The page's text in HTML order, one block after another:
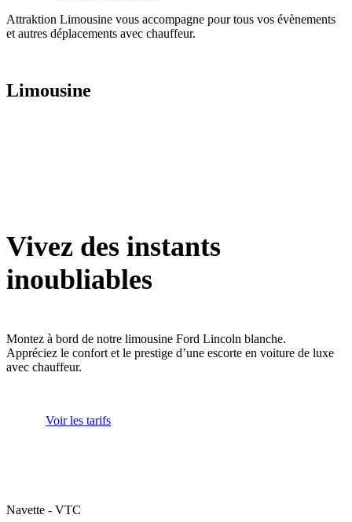
Attraktion Limousine vous accompagne pour tous vos évènements
et autres déplacements avec chauffeur.
Limousine
Vivez des instants
inoubliables
Montez à bord de notre limousine Ford Lincoln blanche.
Appréciez le confort et le prestige d’une escorte en voiture de luxe
avec chauffeur.
Voir les tarifs
Navette - VTC